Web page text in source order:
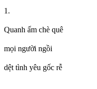
1.
Quanh ấm chè quê
mọi người ngồi
dệt tình yêu gốc rễ